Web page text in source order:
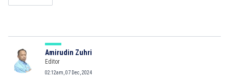
Amirudin Zuhri
Editor
02:12am, 07 Dec, 2024